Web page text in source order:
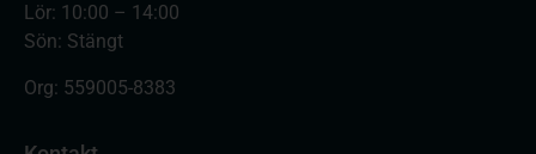
Lör: 10:00 – 14:00
Sön: Stängt
Org: 559005-8383